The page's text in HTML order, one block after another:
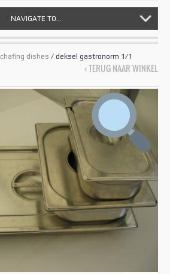
NAVIGATE TO...
chafing dishes / deksel gastronorm 1/1
‹ TERUG NAAR WINKEL